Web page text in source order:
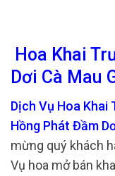
Hoa Khai
Dơi Cà Mau
Dịch Vụ Hoa Khai
Hồng Phát Đầm
mừng quý khách
Vụ hoa mở bán